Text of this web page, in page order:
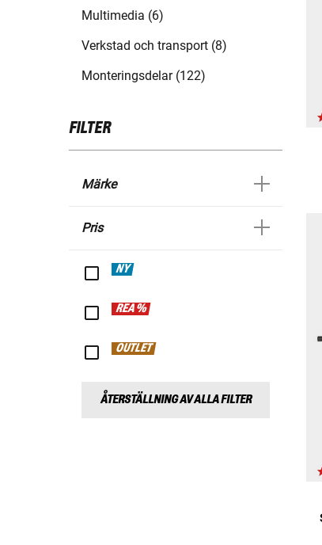
Multimedia (6)
Verkstad och transport (8)
Monteringsdelar (122)
FILTER
Märke
Pris
NY
REA %
OUTLET
ÅTERSTÄLLNING AV ALLA FILTER